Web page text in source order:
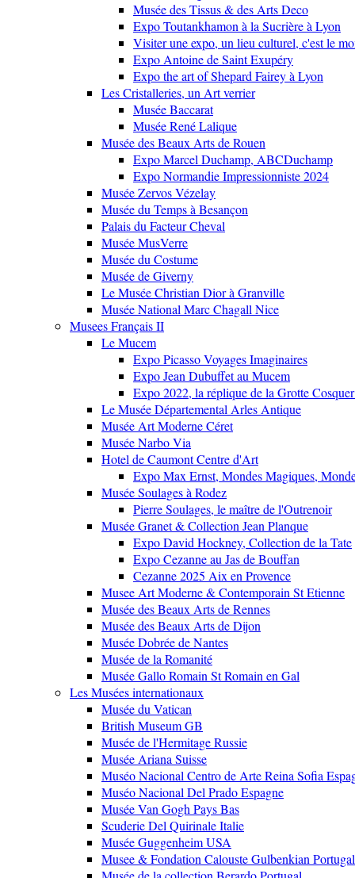
Musée des Tissus & des Arts Deco
Expo Toutankhamon à la Sucrière à Lyon
Visiter une expo, un lieu culturel, c'est le
Expo Antoine de Saint Exupéry
Expo the art of Shepard Fairey à Lyon
Les Cristalleries, un Art verrier
Musée Baccarat
Musée René Lalique
Musée des Beaux Arts de Rouen
Expo Marcel Duchamp, ABCDuchamp
Expo Normandie Impressionniste 2024
Musée Zervos Vézelay
Musée du Temps à Besançon
Palais du Facteur Cheval
Musée MusVerre
Musée du Costume
Musée de Giverny
Le Musée Christian Dior à Granville
Musée National Marc Chagall Nice
Musees Français II
Le Mucem
Expo Picasso Voyages Imaginaires
Expo Jean Dubuffet au Mucem
Expo 2022, la réplique de la Grotte
Le Musée Départemental Arles Antique
Musée Art Moderne Céret
Musée Narbo Via
Hotel de Caumont Centre d'Art
Expo Max Ernst, Mondes Magiques,
Musée Soulages à Rodez
Pierre Soulages, le maître de l'Outrenoir
Musée Granet & Collection Jean Planque
Expo David Hockney, Collection de la Tate
Expo Cezanne au Jas de Bouffan
Cezanne 2025 Aix en Provence
Musee Art Moderne & Contemporain St Etienne
Musée des Beaux Arts de Rennes
Musée des Beaux Arts de Dijon
Musée Dobrée de Nantes
Musée de la Romanité
Musée Gallo Romain St Romain en Gal
Les Musées internationaux
Musée du Vatican
British Museum GB
Musée de l'Hermitage Russie
Musée Ariana Suisse
Muséo Nacional Centro de Arte Reina Sofia
Muséo Nacional Del Prado Espagne
Musée Van Gogh Pays Bas
Scuderie Del Quirinale Italie
Musée Guggenheim USA
Musee & Fondation Calouste Gulbenkian Portugal